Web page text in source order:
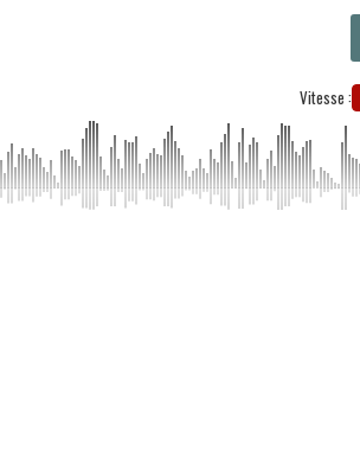
Vitesse :